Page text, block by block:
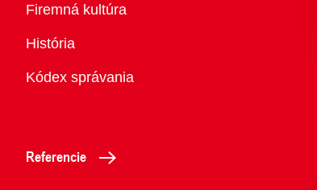
Firemná kultúra
História
Kódex správania
Referencie